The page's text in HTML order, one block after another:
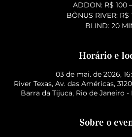
ADDON: R$ 100
BÔNUS RIVER: R$
BLIND: 20
Horário e
03 de mai. de 2026,
River Texas, Av. das Américas,
Barra da Tijuca, Rio de Janeiro -
Sobre o